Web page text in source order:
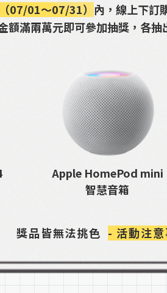
07/01～07/31） 內，線上下訂
額滿兩萬元即可參加抽獎，各抽
Apple HomePod mini
智慧音箱
獎品皆無法挑色 - 活動注